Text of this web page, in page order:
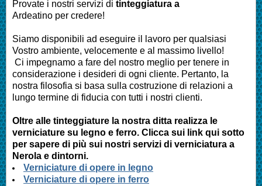
Provate i nostri servizi di tinteggiatura a
Ardeatino per credere!
Siamo disponibili ad eseguire il lavoro per qualsiasi
Vostro ambiente, velocemente e al massimo livello!
Ci impegnamo a fare del nostro meglio per tenere in
considerazione i desideri di ogni cliente. Pertanto, la
nostra filosofia si basa sulla costruzione di relazioni a
lungo termine di fiducia con tutti i nostri clienti.
Oltre alle tinteggiature la nostra ditta realizza le
verniciature su legno e ferro. Clicca sui link qui sotto
per sapere di più sui nostri servizi di verniciatura a
Nerola e dintorni.
Verniciature di opere in legno
Verniciature di opere in ferro